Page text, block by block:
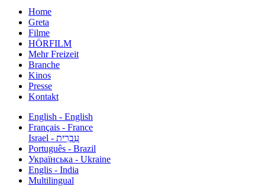
Home
Greta
Filme
HÖRFILM
Mehr Freizeit
Branche
Kinos
Presse
Kontakt
English - English
Français - France
עִבְרִית - Israel
Português - Brazil
Українська - Ukraine
Englis - India
Multilingual